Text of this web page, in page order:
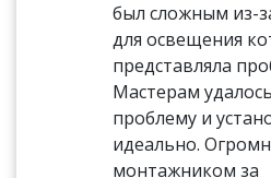
был сложным из-
для освещения
представляла
Мастерам
проблему и
идеально.
монтажником за